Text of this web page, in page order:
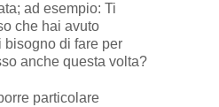
ad esempio: Ti
che hai avuto
bisogno di fare per
anche questa volta?
particolare